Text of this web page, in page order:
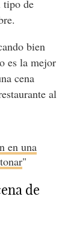
tipo de
bien
es la mejor
cena
al
en una
"
de